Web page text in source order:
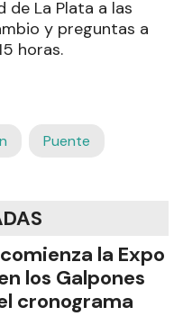
de La Plata a las
y preguntas a
horas.
Puente
la Expo
los Galpones
cronograma